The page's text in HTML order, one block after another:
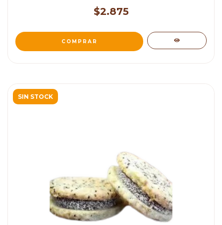
$2.875
SIN STOCK